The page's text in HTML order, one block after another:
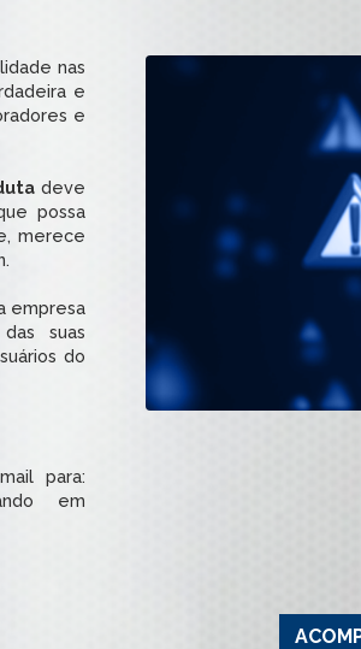
nas
e
e
deve
possa
merece
empresa
suas
do
para:
em